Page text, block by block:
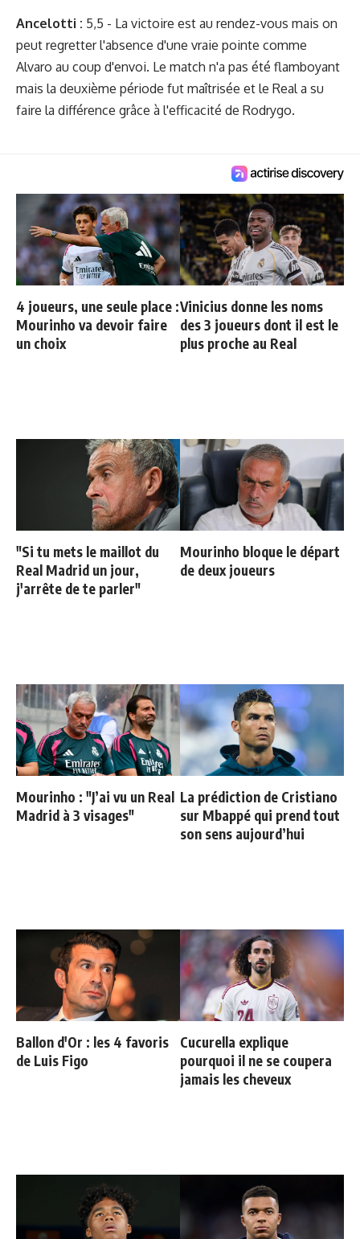
Ancelotti : 5,5 - La victoire est au rendez-vous mais on
peut regretter l'absence d'une vraie pointe comme
Alvaro au coup d'envoi. Le match n'a pas été flamboyant
mais la deuxième période fut maîtrisée et le Real a su
faire la différence grâce à l'efficacité de Rodrygo.
4 joueurs, une seule place :
Mourinho va devoir faire
un choix
Vinicius donne les noms
des 3 joueurs dont il est le
plus proche au Real
"Si tu mets le maillot du
Real Madrid un jour,
j'arrête de te parler"
Mourinho bloque le départ
de deux joueurs
Mourinho : "J’ai vu un Real
Madrid à 3 visages"
La prédiction de Cristiano
sur Mbappé qui prend tout
son sens aujourd’hui
Ballon d'Or : les 4 favoris
de Luis Figo
Cucurella explique
pourquoi il ne se coupera
jamais les cheveux